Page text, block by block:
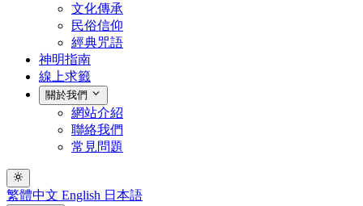
文化傳承
民俗信仰
經典咒語
神明指南
線上求籤
關於我們
網站介紹
聯絡我們
常見問題
繁體中文 English 日本語